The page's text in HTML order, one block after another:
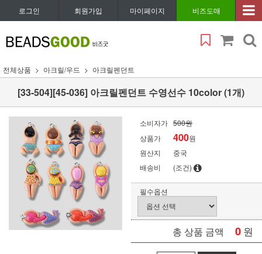
로그인 회원가입 마이페이지 비즈도매
전체상품 아크릴/우드 아크릴펜던트
[33-504][45-036] 아크릴펜던트 수영선수 10color (1개)
소비자가 500원
상품가
400원
원산지
중국
배송비
(조건)
필수옵션
총 상품 금액 0 원